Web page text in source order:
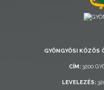
ÉPÜLŐ
VÁROSGYÖNGYÖSI KÖZÖS
CÍM:3200
LEVELEZÉS: